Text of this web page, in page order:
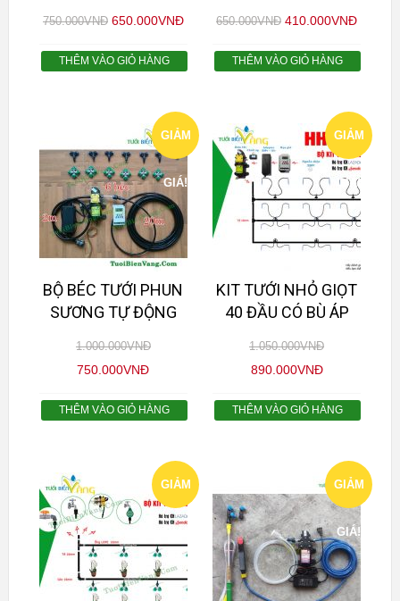
750.000VNĐ 650.000VNĐ
THÊM VÀO GIỎ HÀNG
650.000VNĐ 410.000VNĐ
THÊM VÀO GIỎ HÀNG
GIẢM
GIÁ!
BỘ BÉC TƯỚI PHUN
SƯƠNG TỰ ĐỘNG
1.000.000VNĐ
750.000VNĐ
THÊM VÀO GIỎ HÀNG
GIẢM
GIÁ!
KIT TƯỚI NHỎ GIỌT
40 ĐẦU CÓ BÙ ÁP
1.050.000VNĐ
890.000VNĐ
THÊM VÀO GIỎ HÀNG
GIẢM GIẢM
GIÁ!